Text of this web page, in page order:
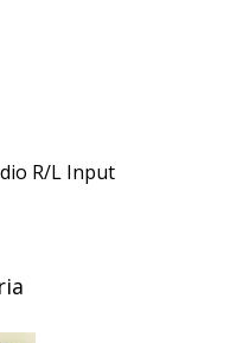
R/L Input